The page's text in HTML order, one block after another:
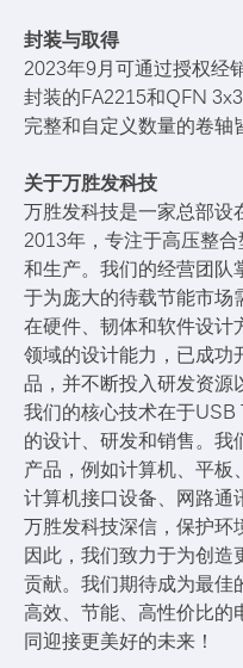
封装与取得
2023年9月可通过授权经
封装的FA2215和QFN
完整和自定义数量的卷轴
关于万胜发科技
万胜发科技是一家总部
2013年，专注于高压整
和生产。我们的经营团队
于为庞大的待载节能市场
在硬件、韧体和软件设计
领域的设计能力，已成
品，并不断投入研发资源
我们的核心技术在于
的设计、研发和销售。
产品，例如计算机、平板
计算机接口设备、网路通
万胜发科技深信，保护环
因此，我们致力于为创
贡献。我们期待成为最佳
高效、节能、高性价比
同迎接更美好的未来！